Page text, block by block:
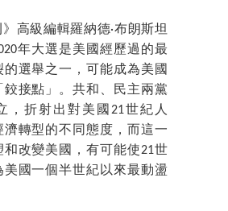
》高級編輯羅納德·布朗斯坦
年大選是美國經歷過的最
的選舉之一，可能成為美國
鉸接點」。共和、民主兩黨
，折射出對美國21世紀人
濟轉型的不同態度，而這一
改變美國，有可能使21世
美國一個半世紀以來最動盪